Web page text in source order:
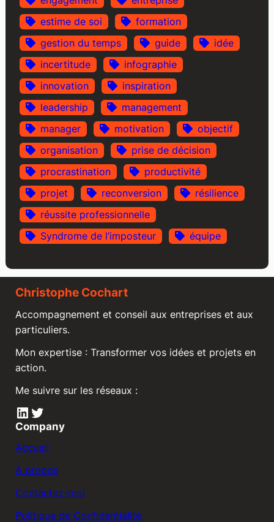
estime de soi
formation
gestion du temps
guide
idée
incertitude
infographie
innovation
inspiration
leadership
management
manager
motivation
objectif
organisation
prise de décision
procrastination
productivité
projet
reconversion
résilience
réussite professionnelle
Syndrome de l’imposteur
équipe
Christophe Cochart
Accompagnement et conseil aux entreprises et aux
particuliers.
Mon expertise : Transformer vos idées et projets en
action.
Me suivre sur les réseaux :
LinkedIn Twitter
Company
Accueil
A propos
Contactez-moi
Politique de Confidentialité